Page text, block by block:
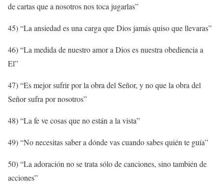
de cartas que a nosotros nos toca jugarlas”
45) “La ansiedad es una carga que Dios jamás quiso que llevaras”
46) “La medida de nuestro amor a Dios es nuestra obediencia a
El”
47) “Es mejor sufrir por la obra del Señor, y no que la obra del
Señor sufra por nosotros”
48) “La fe ve cosas que no están a la vista”
49) “No necesitas saber a dónde vas cuando sabes quién te guía”
50) “La adoración no se trata sólo de canciones, sino también de
acciones”